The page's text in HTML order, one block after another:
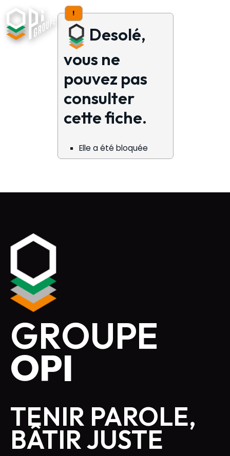
!
Desolé,
vous ne
pouvez pas
consulter
cette fiche.
Elle a été bloquée
GROUPE
OPI
TENIR PAROLE,
BÂTIR JUSTE